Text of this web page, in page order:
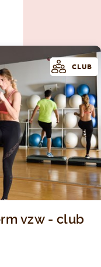
CLUB
vzw - club